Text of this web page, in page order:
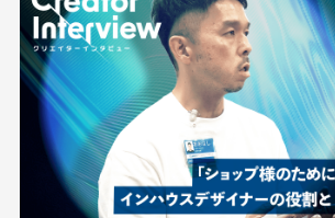
Python RFC RPA
SECCON Selenium
splunk SRE Takumi byGMO
TypeScript UI/UX vibe
VS Code XSS ZTNA